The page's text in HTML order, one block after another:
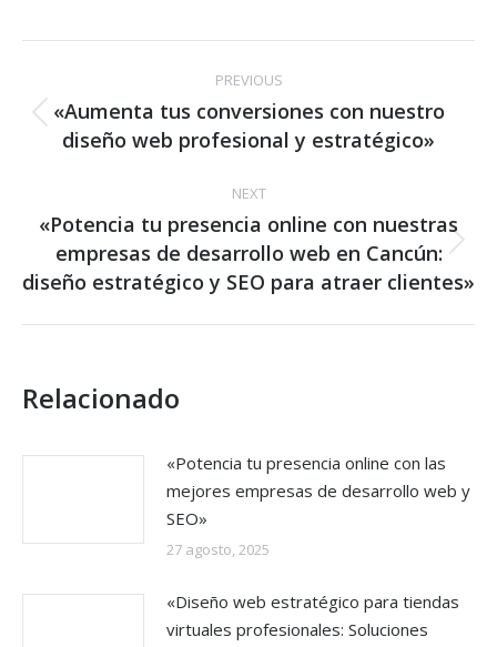
navigation
PREVIOUS
Previous
post:
«Aumenta tus conversiones con nuestro
diseño web profesional y estratégico»
NEXT
Next
post:
«Potencia tu presencia online con nuestras
empresas de desarrollo web en Cancún:
diseño estratégico y SEO para atraer clientes»
Relacionado
«Potencia tu presencia online con las
mejores empresas de desarrollo web y
SEO»
27 agosto, 2025
«Diseño web estratégico para tiendas
virtuales profesionales: Soluciones